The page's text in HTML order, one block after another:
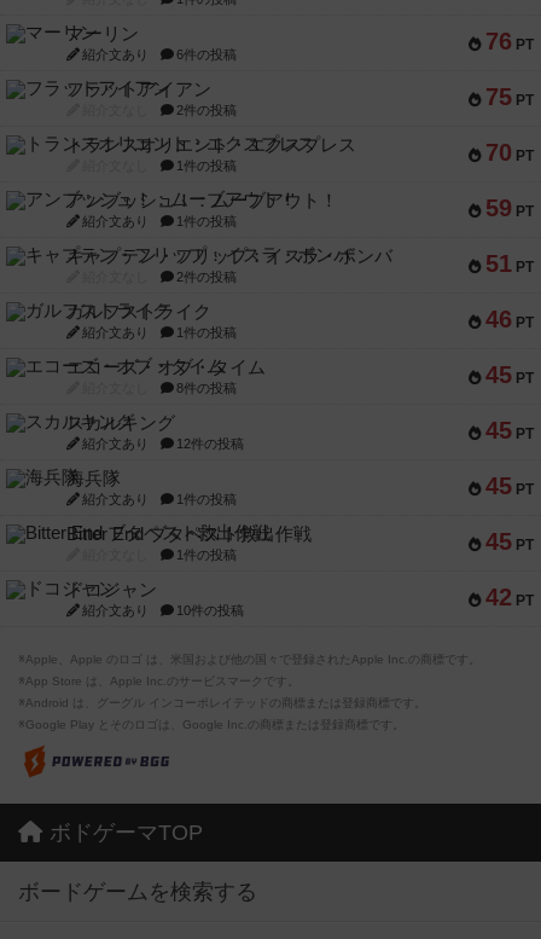
76 PT
マーリン
紹介文あり 6件の投稿
75 PT
フラットアイアン
2件の投稿
70 PT
トランスオリエント・エクスプレス
1件の投稿
59 PT
アンブッシュ！：ムーブアウト！
紹介文あり 1件の投稿
51 PT
キャプテン・フリップ：イスラ・ボンバ
2件の投稿
46 PT
ガルフストライク
紹介文あり 1件の投稿
45 PT
エコーズ・オブ・タイム
8件の投稿
45 PT
スカルキング
紹介文あり 12件の投稿
45 PT
海兵隊
紹介文あり 1件の投稿
45 PT
Bitter End ブタペスト救出作戦
1件の投稿
42 PT
ドコジャン
紹介文あり 10件の投稿
※Apple、Apple のロゴ は、米国および他の国々で登録されたApple Inc.の商標です。
※App Store は、Apple Inc.のサービスマークです。
※Android は、グーグル インコーポレイテッドの商標または登録商標です。
※Google Play とそのロゴは、Google Inc.の商標または登録商標です。
ボドゲーマTOP
ボードゲームを検索する